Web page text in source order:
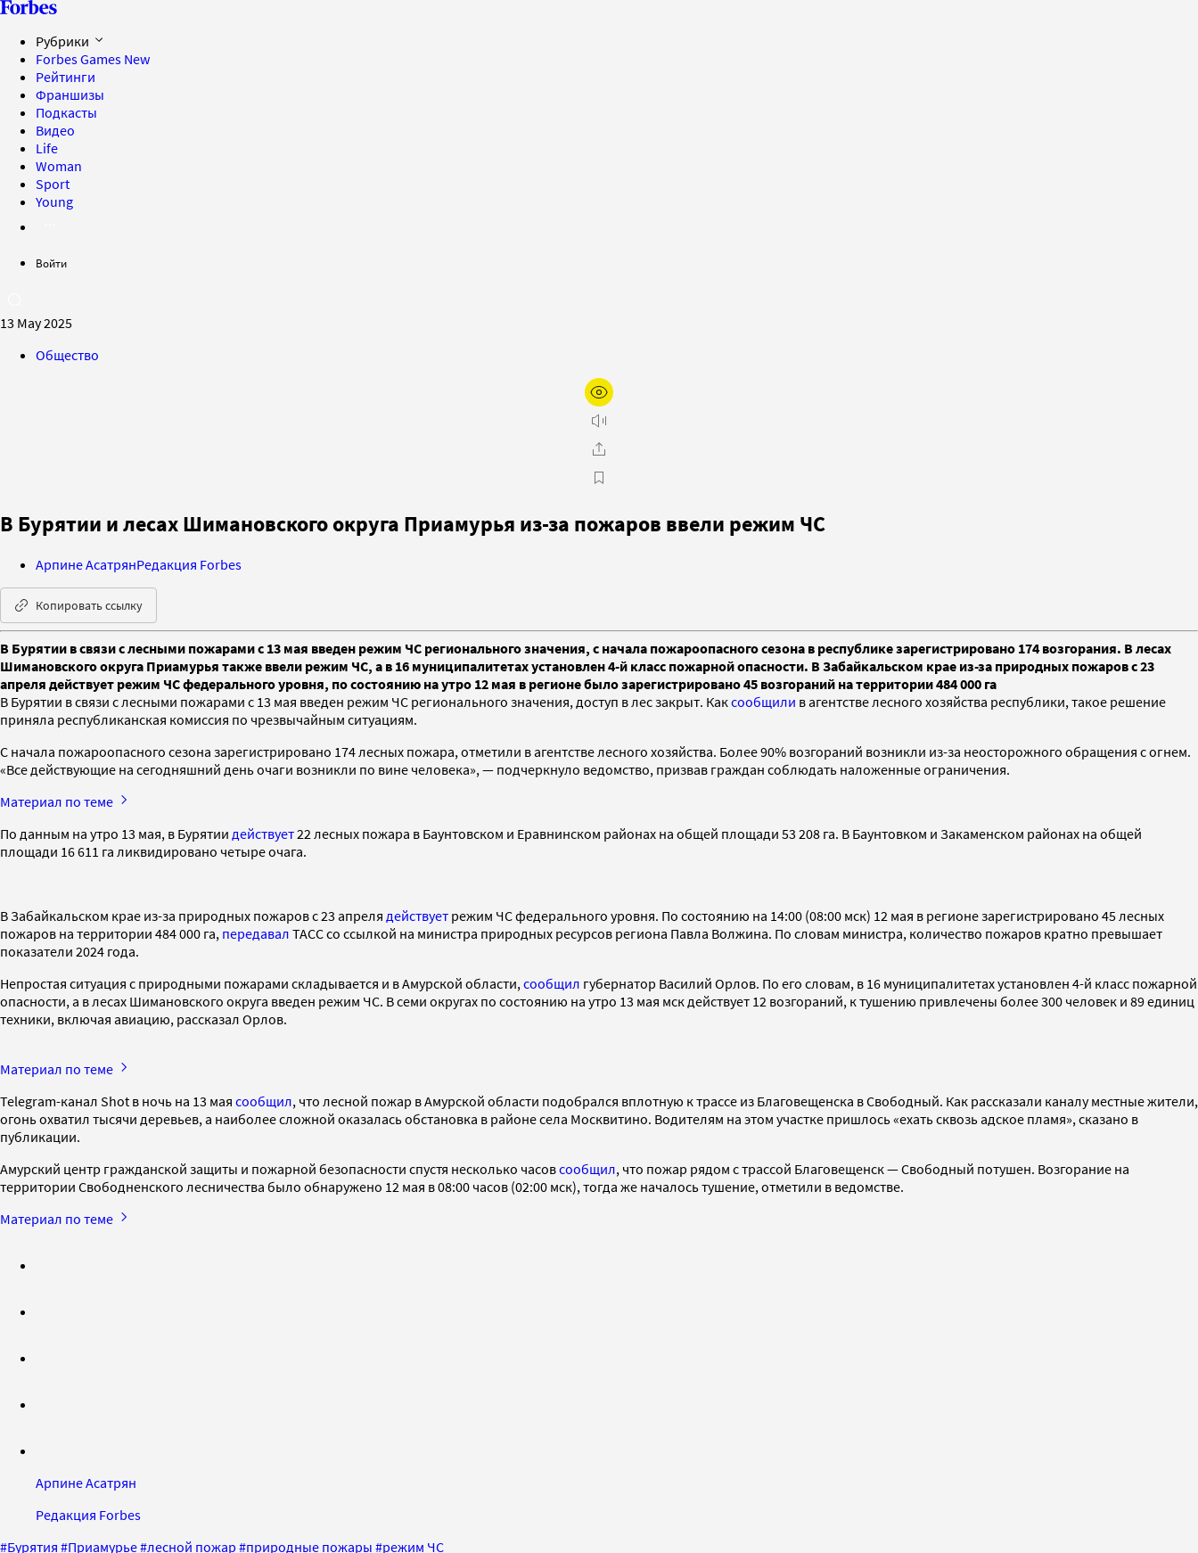
Рубрики
Forbes Games New
Рейтинги
Франшизы
Подкасты
Видео
Life
Woman
Sport
Young
Войти
13 May 2025
Общество
В Бурятии и лесах Шимановского округа Приамурья из-за пожаров ввели режим ЧС
Арпине АсатрянРедакция Forbes
Копировать ссылку
В Бурятии в связи с лесными пожарами с 13 мая введен режим ЧС регионального значения, с начала пожароопасного сезона в республике зарегистрировано 174 возгорания. В лесах
Шимановского округа Приамурья также ввели режим ЧС, а в 16 муниципалитетах установлен 4-й класс пожарной опасности. В Забайкальском крае из-за природных пожаров с 23
апреля действует режим ЧС федерального уровня, по состоянию на утро 12 мая в регионе было зарегистрировано 45 возгораний на территории 484 000 га
В Бурятии в связи с лесными пожарами с 13 мая введен режим ЧС регионального значения, доступ в лес закрыт. Каксообщили в агентстве лесного хозяйства республики, такое решение
приняла республиканская комиссия по чрезвычайным ситуациям.
С начала пожароопасного сезона зарегистрировано 174 лесных пожара, отметили в агентстве лесного хозяйства. Более 90% возгораний возникли из-за неосторожного обращения с огнем.
«Все действующие на сегодняшний день очаги возникли по вине человека», — подчеркнуло ведомство, призвав граждан соблюдать наложенные ограничения.
Материал по теме
По данным на утро 13 мая, в Бурятии действует22 лесных пожара в Баунтовском и Еравнинском районах на общей площади 53 208 га. В Баунтовком и Закаменском районах на общей
площади 16 611 га ликвидировано четыре очага.
В Забайкальском крае из-за природных пожаров с 23 апреля действует режим ЧС федерального уровня. По состоянию на 14:00 (08:00 мск) 12 мая в регионе зарегистрировано 45 лесных
пожаров на территории 484 000 га, передавал ТАСС со ссылкой на министра природных ресурсов региона Павла Волжина. По словам министра, количество пожаров кратно превышает
показатели 2024 года.
Непростая ситуация с природными пожарами складывается и в Амурской области, сообщил губернатор Василий Орлов. По его словам, в 16 муниципалитетах установлен 4-й класс пожарной
опасности, а в лесах Шимановского округа введен режим ЧС. В семи округах по состоянию на утро 13 мая мск действует 12 возгораний, к тушению привлечены более 300 человек и 89 единиц
техники, включая авиацию, рассказал Орлов.
Материал по теме
Telegram-канал Shot в ночь на 13 мая сообщил, что лесной пожар в Амурской области подобрался вплотную к трассе из Благовещенска в Свободный. Как рассказали каналу местные жители,
огонь охватил тысячи деревьев, а наиболее сложной оказалась обстановка в районе села Москвитино. Водителям на этом участке пришлось «ехать сквозь адское пламя», сказано в
публикации.
Амурский центр гражданской защиты и пожарной безопасности спустя несколько часовсообщил, что пожар рядом с трассой Благовещенск — Свободный потушен. Возгорание на
территории Свободненского лесничества было обнаружено 12 мая в 08:00 часов (02:00 мск), тогда же началось тушение, отметили в ведомстве.
Материал по теме
Арпине Асатрян
Редакция Forbes
#Бурятия #Приамурье#лесной пожар #природные пожары #режим ЧС